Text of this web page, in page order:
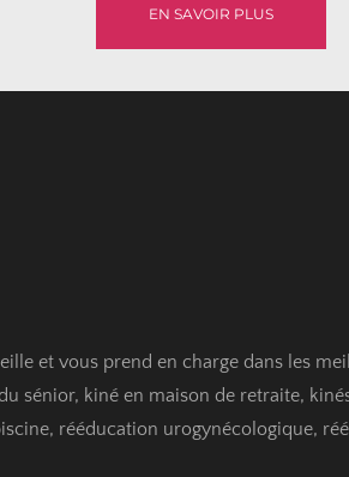
EN SAVOIR PLUS
et vous prend en charge dans les
sénior, kiné en maison de retraite,
rééducation urogynécologique,